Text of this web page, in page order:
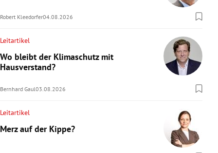
Robert Kleedorfer04.08.2026
Leitartikel
Wo bleibt der Klimaschutz mit
Hausverstand?
Bernhard Gaul03.08.2026
Leitartikel
Merz auf der Kippe?